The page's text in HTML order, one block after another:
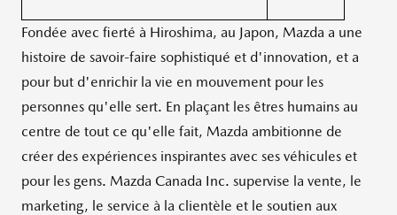
Fondée avec fierté à Hiroshima, au Japon, Mazda a une
histoire de savoir-faire sophistiqué et d'innovation, et a
pour but d'enrichir la vie en mouvement pour les
personnes qu'elle sert. En plaçant les êtres humains au
centre de tout ce qu'elle fait, Mazda ambitionne de
créer des expériences inspirantes avec ses véhicules et
pour les gens. Mazda Canada Inc. supervise la vente, le
marketing, le service à la clientèle et le soutien aux